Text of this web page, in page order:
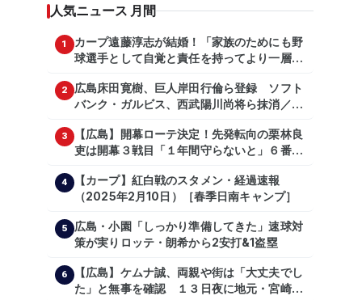
人気ニュース 月間
1
カープ遠藤淳志が結婚！「家族のためにも野
球選手として自覚と責任を持ってより一層頑
2
広島床田寛樹、巨人岸田行倫ら登録 ソフト
バンク・ガルビス、西武陽川尚将ら抹消／２
3
【広島】開幕ローテ決定！先発転向の栗林良
吏は開幕３戦目「１年間守らないと」６番手
4
【カープ】紅白戦のスタメン・経過速報
（2025年2月10日）［春季日南キャンプ］
5
広島・小園「しっかり準備してきた」速球対
策が実りロッテ・朗希から2安打&1盗塁
6
【広島】ケムナ誠、両親や街は「大丈夫でし
た」と無事を確認 １３日夜に地元・宮崎県